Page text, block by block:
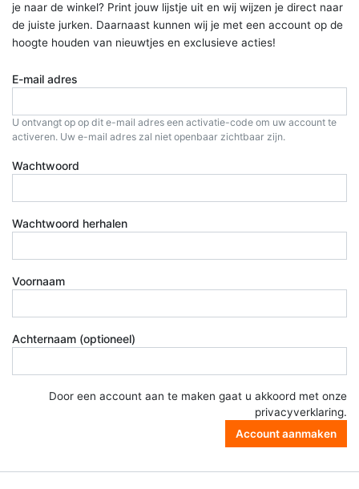
je naar de winkel? Print jouw lijstje uit en wij wijzen je direct naar
de juiste jurken. Daarnaast kunnen wij je met een account op de
hoogte houden van nieuwtjes en exclusieve acties!
E-mail adres
U ontvangt op op dit e-mail adres een activatie-code om uw account te
activeren. Uw e-mail adres zal niet openbaar zichtbaar zijn.
Wachtwoord
Wachtwoord herhalen
Voornaam
Achternaam (optioneel)
Door een account aan te maken gaat u akkoord met onze
privacyverklaring.
Account aanmaken